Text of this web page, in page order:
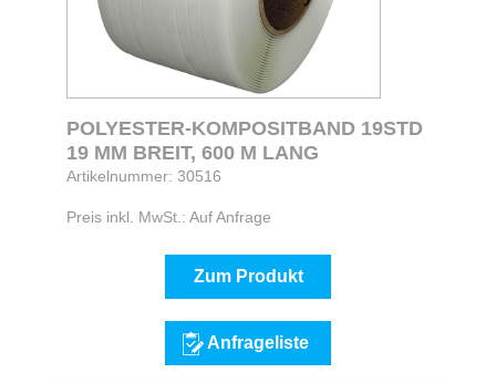
POLYESTER-KOMPOSITBAND 19STD
19 MM BREIT, 600 M LANG
Artikelnummer: 30516
Preis inkl. MwSt.: Auf Anfrage
Zum Produkt
Anfrageliste